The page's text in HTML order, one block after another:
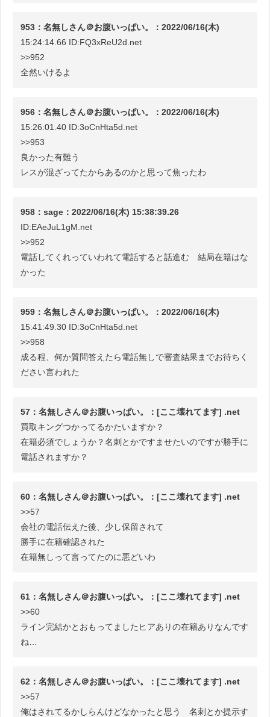
953：名無しさん＠お腹いっぱい。：2022/06/16(木)
15:24:14.66 ID:FQ3xReU2d.net
>>952
全然いけるよ
956：名無しさん＠お腹いっぱい。：2022/06/16(木)
15:26:01.40 ID:3oCnHta5d.net
>>953
良かった有難う
レスが混ざってたからあるのかと思って焦ったわ
958：sage：2022/06/16(木) 15:38:39.26
ID:EAeJuL1gM.net
>>952
電話してくれっていわれて電話すると話進む 結局在籍はな
かった
959：名無しさん＠お腹いっぱい。：2022/06/16(木)
15:41:49.30 ID:3oCnHta5d.net
>>958
成る程、何か質問答えたら電話無しで審査結果までお待ちく
ださい言われた
57：名無しさん＠お腹いっぱい。：[ここ壊れてます] .net
買取キングつかってるかたいますか？
在籍必須でしょうか？名刺とかですませたいのですが勝手に
電話されますか？
60：名無しさん＠お腹いっぱい。：[ここ壊れてます] .net
>>57
会社の電話伝えた後、少し保留されて
勝手に在籍確認された
在籍無しって言ってたのに悪どいわ
61：名無しさん＠お腹いっぱい。：[ここ壊れてます] .net
>>60
ライン完結かとおもってましたヒアありの在籍ありなんです
ね…
62：名無しさん＠お腹いっぱい。：[ここ壊れてます] .net
>>57
俺はされてるかしらんけどなかったと思う 名刺とか提示す